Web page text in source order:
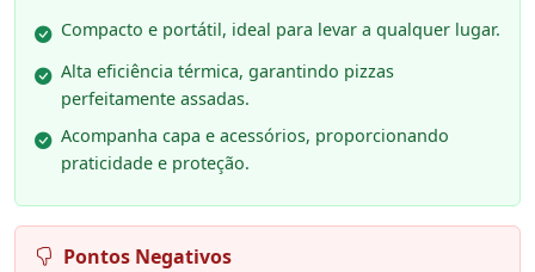
Compacto e portátil, ideal para levar a qualquer lugar.
Alta eficiência térmica, garantindo pizzas
perfeitamente assadas.
Acompanha capa e acessórios, proporcionando
praticidade e proteção.
Pontos Negativos